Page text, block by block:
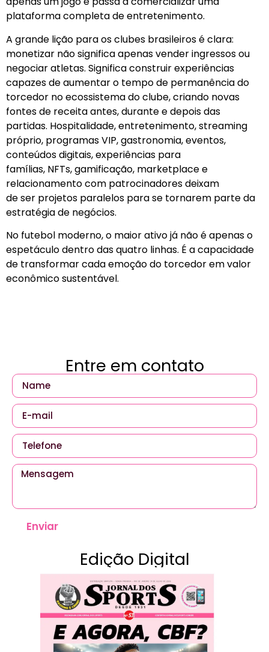
plataforma completa de entretenimento.
A grande lição para os clubes brasileiros é clara:
monetizar não significa apenas vender ingressos ou
negociar atletas. Significa construir experiências
capazes de aumentar o tempo de permanência do
torcedor no ecossistema do clube, criando novas
fontes de receita antes, durante e depois das
partidas. Hospitalidade, entretenimento, streaming
próprio, programas VIP, gastronomia, eventos,
conteúdos digitais, experiências para
famílias, NFTs, gamificação, marketplace e
relacionamento com patrocinadores deixam
de ser projetos paralelos para se tornarem parte da
estratégia de negócios.
No futebol moderno, o maior ativo já não é apenas o
espetáculo dentro das quatro linhas. É a capacidade
de transformar cada emoção do torcedor em valor
econômico sustentável.
Entre em contato
Enviar
Edição Digital